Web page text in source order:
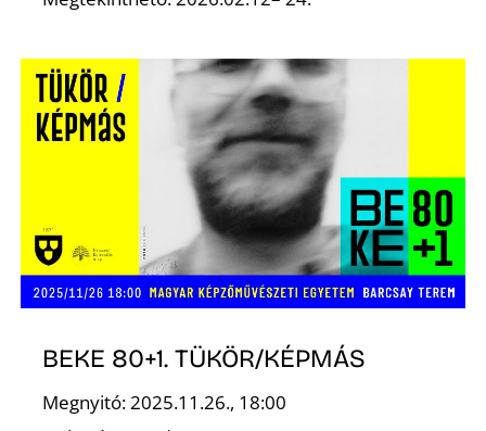
BEKE 80+1. TÜKÖR/KÉPMÁS
Megnyitó: 2025.11.26., 18:00